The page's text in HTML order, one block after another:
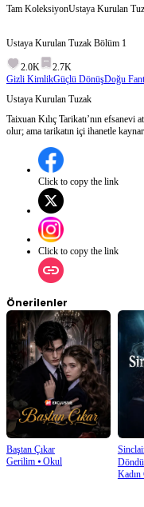
Tam KoleksiyonUstaya Kurulan
Ustaya Kurulan Tuzak Bölüm 1
2.0K
2.7K
Gizli KimlikGüçlü DönüşDoğu
Ustaya Kurulan Tuzak
Taixuan Kılıç Tarikatı’nın
olur; ama tarikatın içi ihanetle
Ölümsüz İdam Sehpası’na
Şiao Jüe İblis Hükümdarı’yla
Şiao An’ı öğrencisi yapar; peki bu
Click to copy the link
Click to copy the link
Önerilenler
Baştan Çıkar
Gerilim ⦁ Okul
Döndü